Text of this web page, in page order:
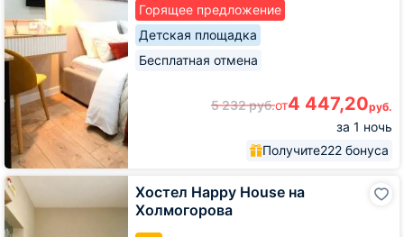
Горящее предложение
Детская площадка
Бесплатная отмена
5 232руб.от4 447,20руб.
за 1 ночь
Получите222 бонуса
Хостел Happy House на
Холмогорова
Хостел
Happy
House
на